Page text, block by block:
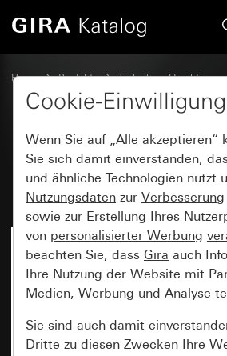
Home Produkte
Technik und Funktionen
System 3000, DALI, sonstige Elektronik
RF Multi
KNX
Cookie-Einwilligung
Wenn Sie auf „Alle akzeptieren“
Sie sich damit einverstanden,
und ähnliche Technologien nutzt
Nutzungsdaten zur Verbesserung
sowie zur Erstellung Ihres
von personalisierter Werbung
beachten Sie, dass Gira auch
Ihre Nutzung der Website mit
Medien, Werbung und Analyse
Sie sind auch damit
Dritte zu diesen Zwecken Ihre